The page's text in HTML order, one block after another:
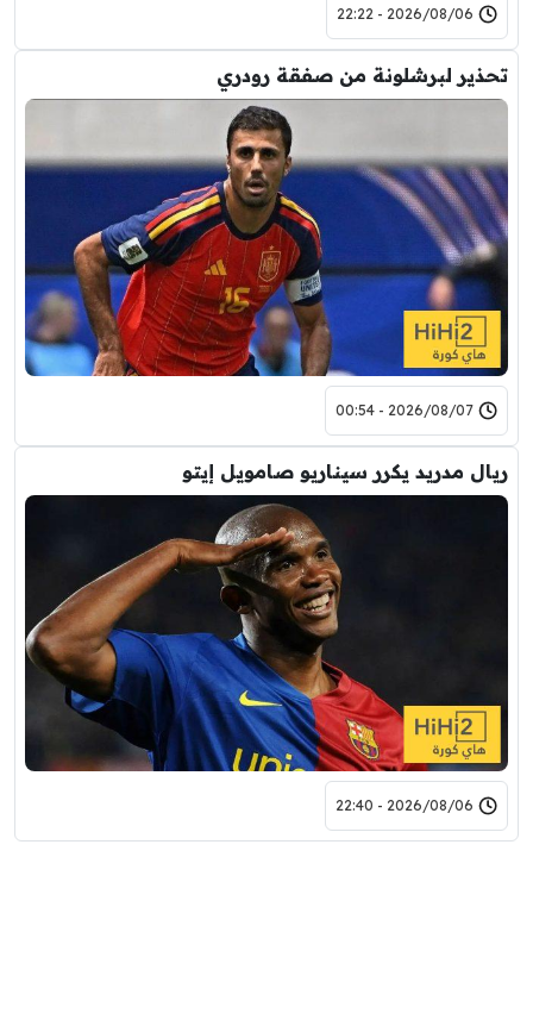
2026/08/06 - 22:22
تحذير لبرشلونة من صفقة رودري
2026/08/07 - 00:54
ريال مدريد يكرر سيناريو صامويل إيتو
2026/08/06 - 22:40